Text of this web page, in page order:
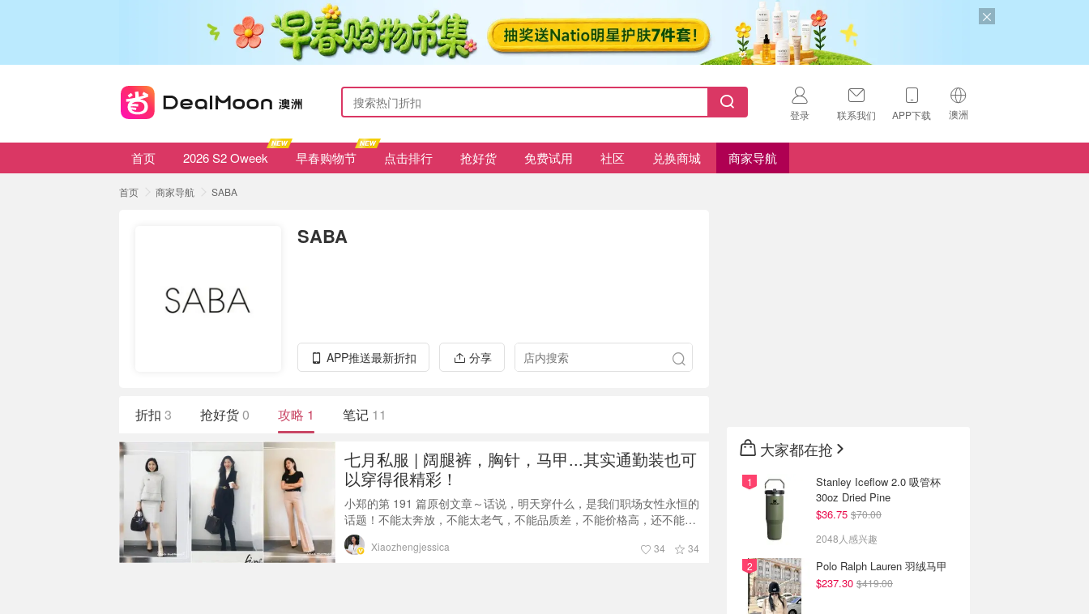
登录 联系我们 APP下载 澳洲
🇺🇸
首页 2026 S2 Oweek 早春购物节 点击排行 抢好货 免费试用 社区 兑换商城 商家导航
首页 商家导航 SABA
SABA
APP推送最新折扣 分享
折扣 3 抢好货0 攻略 1 笔记 11
七月私服 | 阔腿裤，胸针，马甲...其实通勤装也可
以穿得很精彩！
小郑的第 191 篇原创文章～话说，明天穿什么，是我们职场女性永恒的
话题！不能太奔放，不能太老气，不能品质差，不能价格高，还不能和
人家撞衫！今天就来写写7月我买了啥、穿了啥。看看一个白领女性的
日常穿着Xiaozhengjessica 34 34
大家都在抢
Stanley Iceflow 2.0 吸管杯
30oz Dried Pine
$36.75 $70.00
2048人感兴趣
Polo Ralph Lauren 羽绒马甲
$237.30 $419.00